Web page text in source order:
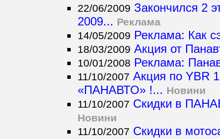
22/06/2009 Закончился 2
2009... Реклама
14/05/2009 Реклама: Как
18/03/2009 Акция от
10/01/2008 Реклама:
11/10/2007 Акция по YBR
«ПАНАВТО» !... Новини
11/10/2007 Скидки в
Новини
11/10/2007 Скидки в